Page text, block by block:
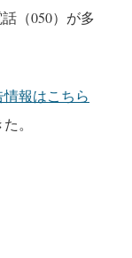
（050）が多
報はこちら
。